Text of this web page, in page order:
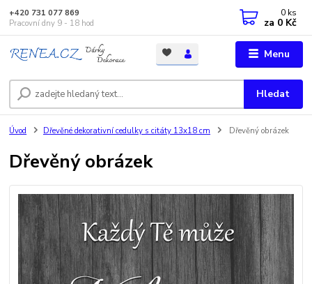
Menu
Hledat
+420 731 077 869
Pracovní dny 9 - 18 hod
0 ks
za 0 Kč
Úvod Dřevěné dekorativní cedulky s citáty 13x18 cm Dřevěný obrázek
Dřevěný obrázek